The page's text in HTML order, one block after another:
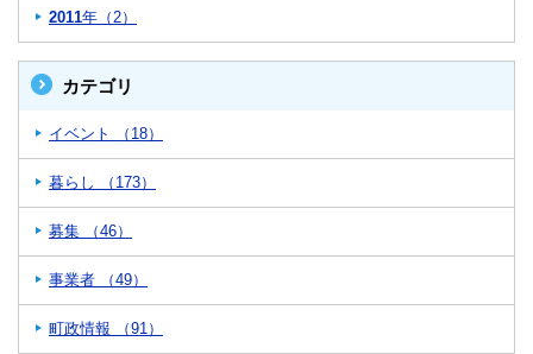
2011年（2）
カテゴリ
イベント （18）
暮らし （173）
募集 （46）
事業者 （49）
町政情報 （91）